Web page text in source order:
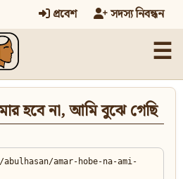
প্রবেশ সদস্য নিবন্ধন
☰
হবে না, আমি বুঝে গেছি